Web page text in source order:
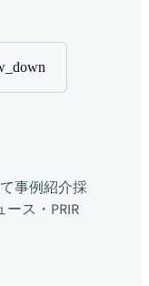
事例紹介採
ース・PRIR